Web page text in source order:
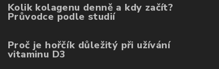
Kolik kolagenu denně a kdy začít?
Průvodce podle studií
Proč je hořčík důležitý při užívání
vitaminu D3